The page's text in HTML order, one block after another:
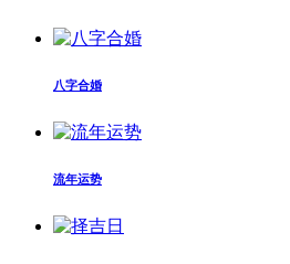
八字合婚
流年运势